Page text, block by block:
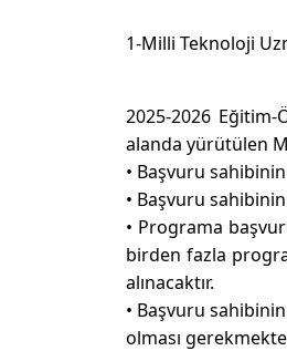
1-Milli Teknoloji
2025-2026
alanda yürütülen
• Başvuru
• Başvuru
• Programa
birden fazla
alınacaktır.
• Başvuru
olması